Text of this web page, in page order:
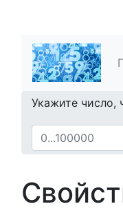
Укажите число,